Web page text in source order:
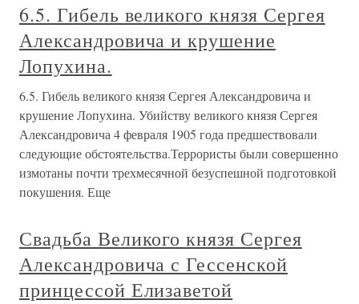
6.5. Гибель великого князя Сергея
Александровича и крушение
Лопухина.
6.5. Гибель великого князя Сергея Александровича и
крушение Лопухина. Убийству великого князя Сергея
Александровича 4 февраля 1905 года предшествовали
следующие обстоятельства.Террористы были совершенно
измотаны почти трехмесячной безуспешной подготовкой
покушения. Еще
Свадьба Великого князя Сергея
Александровича с Гессенской
принцессой Елизаветой